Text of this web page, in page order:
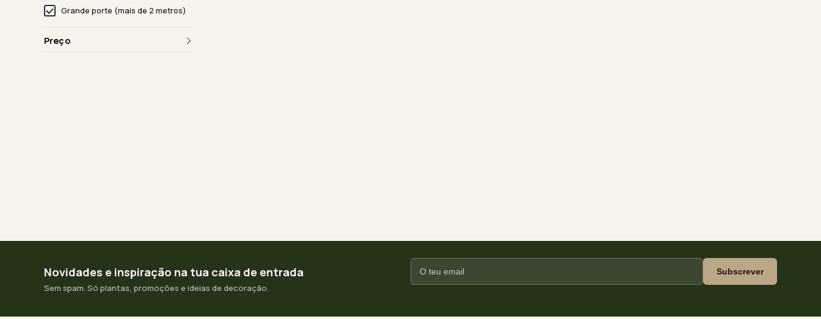
Grande porte (mais de 2 metros)
Preço
Novidades e inspiração na tua caixa de entrada
Sem spam. Só plantas, promoções e ideias de decoração.
Subscrever